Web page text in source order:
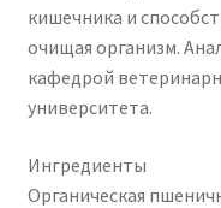
кишечника и
очищая организм.
кафедрой
университета.
Ингредиенты
Органическая